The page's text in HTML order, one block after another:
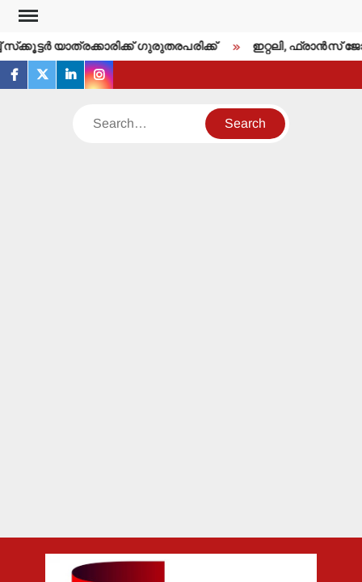
Skip
content
സ്‌ക്കൂട്ടര്‍ യാത്രക്കാരിക്ക് ഗുരുതരപരിക്ക് ഇറ്റലി, ഫ്രാന്‍സ്
facebook
twitterlinkedininstagram
Search